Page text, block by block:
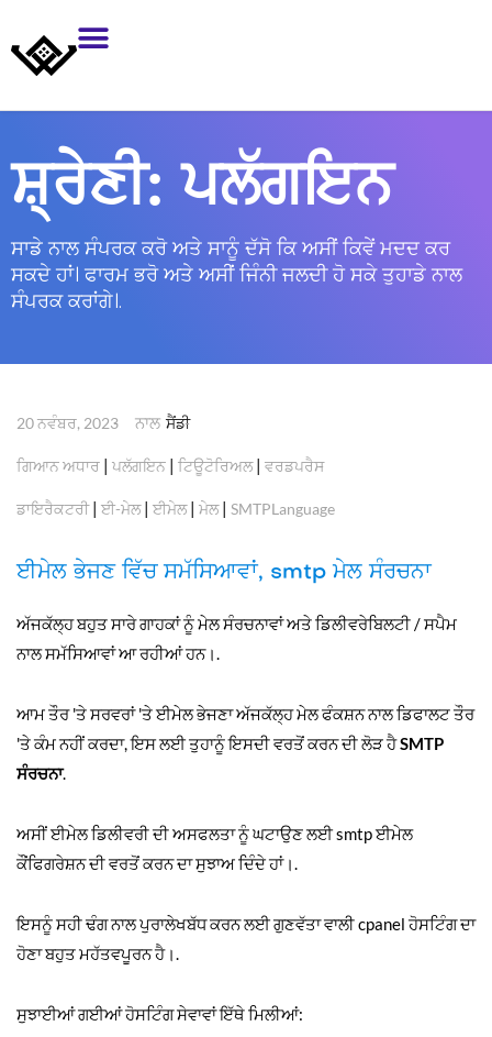
ਸ਼੍ਰੇਣੀ:ਪਲੱਗਇਨ
ਸਾਡੇ ਨਾਲ ਸੰਪਰਕ ਕਰੋ ਅਤੇ ਸਾਨੂੰ ਦੱਸੋ ਕਿ ਅਸੀਂ ਕਿਵੇਂ ਮਦਦ ਕਰ
ਸਕਦੇ ਹਾਂ। ਫਾਰਮ ਭਰੋ ਅਤੇ ਅਸੀਂ ਜਿੰਨੀ ਜਲਦੀ ਹੋ ਸਕੇ ਤੁਹਾਡੇ ਨਾਲ
ਸੰਪਰਕ ਕਰਾਂਗੇ।.
20 ਨਵੰਬਰ, 2023 ਨਾਲ ਸੈਂਡੀ
ਗਿਆਨ ਅਧਾਰ | ਪਲੱਗਇਨ | ਟਿਊਟੋਰਿਅਲ| ਵਰਡਪਰੈਸ
ਡਾਇਰੈਕਟਰੀ| ਈ-ਮੇਲ| ਈਮੇਲ| ਮੇਲ| SMTPLanguage
ਈਮੇਲ ਭੇਜਣ ਵਿੱਚ ਸਮੱਸਿਆਵਾਂ, smtp ਮੇਲ ਸੰਰਚਨਾ
ਅੱਜਕੱਲ੍ਹ ਬਹੁਤ ਸਾਰੇ ਗਾਹਕਾਂ ਨੂੰ ਮੇਲ ਸੰਰਚਨਾਵਾਂ ਅਤੇ ਡਿਲੀਵਰੇਬਿਲਟੀ / ਸਪੈਮ
ਨਾਲ ਸਮੱਸਿਆਵਾਂ ਆ ਰਹੀਆਂ ਹਨ।.
ਆਮ ਤੌਰ 'ਤੇ ਸਰਵਰਾਂ 'ਤੇ ਈਮੇਲ ਭੇਜਣਾ ਅੱਜਕੱਲ੍ਹ ਮੇਲ ਫੰਕਸ਼ਨ ਨਾਲ ਡਿਫਾਲਟ ਤੌਰ
'ਤੇ ਕੰਮ ਨਹੀਂ ਕਰਦਾ, ਇਸ ਲਈ ਤੁਹਾਨੂੰ ਇਸਦੀ ਵਰਤੋਂ ਕਰਨ ਦੀ ਲੋੜ ਹੈSMTP
ਸੰਰਚਨਾ.
ਅਸੀਂ ਈਮੇਲ ਡਿਲੀਵਰੀ ਦੀ ਅਸਫਲਤਾ ਨੂੰ ਘਟਾਉਣ ਲਈ smtp ਈਮੇਲ
ਕੌਂਫਿਗਰੇਸ਼ਨ ਦੀ ਵਰਤੋਂ ਕਰਨ ਦਾ ਸੁਝਾਅ ਦਿੰਦੇ ਹਾਂ।.
ਇਸਨੂੰ ਸਹੀ ਢੰਗ ਨਾਲ ਪੁਰਾਲੇਖਬੱਧ ਕਰਨ ਲਈ ਗੁਣਵੱਤਾ ਵਾਲੀ cpanel ਹੋਸਟਿੰਗ ਦਾ
ਹੋਣਾ ਬਹੁਤ ਮਹੱਤਵਪੂਰਨ ਹੈ।.
ਸੁਝਾਈਆਂ ਗਈਆਂ ਹੋਸਟਿੰਗ ਸੇਵਾਵਾਂ ਇੱਥੇ ਮਿਲੀਆਂ: